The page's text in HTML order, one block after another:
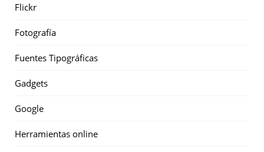
Flickr
Fotografía
Fuentes Tipográficas
Gadgets
Google
Herramientas online